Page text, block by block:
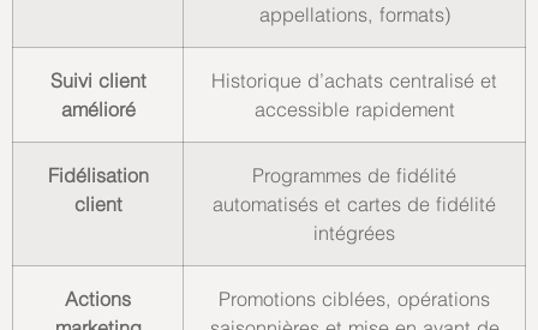
appellations, formats)
Suivi client
amélioré
Historique d’achats centralisé et
accessible rapidement
Fidélisation
client
Programmes de fidélité
automatisés et cartes de fidélité
intégrées
Actions
Promotions ciblées, opérations